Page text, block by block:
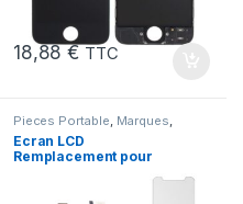
18,88€ TTC
Pieces Portable Marques
iPhone 6s
Ecran LCD
Remplacement pour